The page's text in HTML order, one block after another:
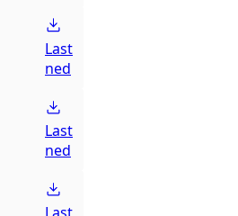
Last
ned
Last
ned